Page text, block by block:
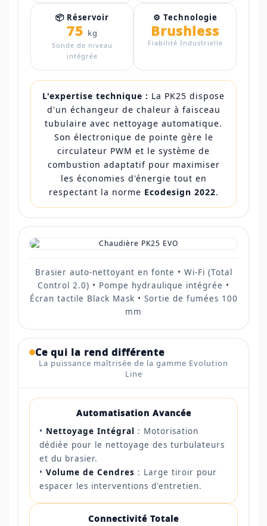
📦 Réservoir
75 kg
Sonde de niveau
intégrée
⚙️ Technologie
Brushless
Fiabilité Industrielle
L'expertise technique : La PK25 dispose
d'un échangeur de chaleur à faisceau
tubulaire avec nettoyage automatique.
Son électronique de pointe gère le
circulateur PWM et le système de
combustion adaptatif pour maximiser
les économies d'énergie tout en
respectant la norme Ecodesign 2022.
Brasier auto-nettoyant en fonte • Wi-Fi (Total
Control 2.0) • Pompe hydraulique intégrée •
Écran tactile Black Mask • Sortie de fumées 100
mm
Ce qui la rend différente
La puissance maîtrisée de la gamme Evolution
Line
Automatisation Avancée
• Nettoyage Intégral
: Motorisation
dédiée pour le nettoyage des turbulateurs
et du brasier.
• Volume de Cendres : Large tiroir pour
espacer les interventions d'entretien.
Connectivité Totale